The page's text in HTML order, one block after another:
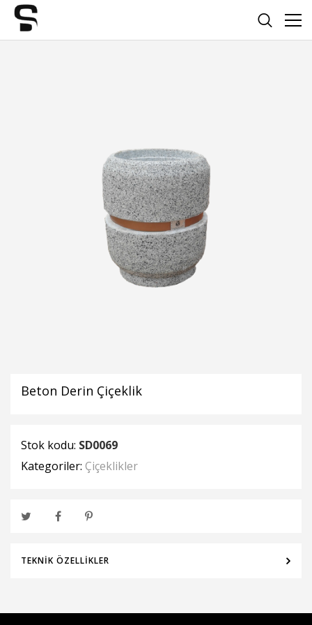
Beton Derin Çiçeklik
Stok kodu: SD0069
Kategoriler: Çiçeklikler
TEKNIK ÖZELLIKLER